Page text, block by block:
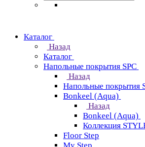
Каталог
Назад
Каталог
Напольные покрытия SPC
Назад
Напольные покрытия
Bonkeel (Aqua)
Назад
Bonkeel (Aqua)
Коллекция
Floor Step